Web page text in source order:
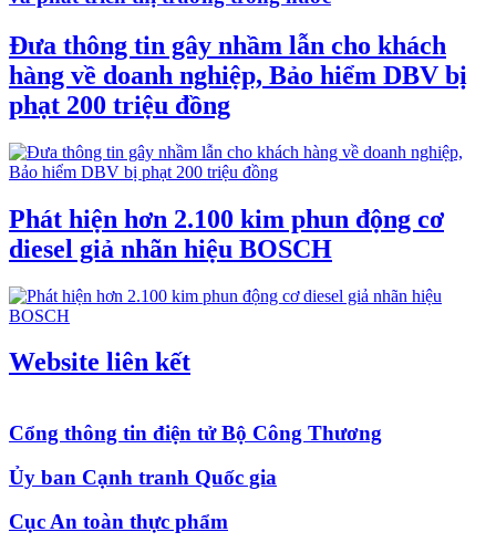
Đưa thông tin gây nhầm lẫn cho khách
hàng về doanh nghiệp, Bảo hiểm DBV bị
phạt 200 triệu đồng
Phát hiện hơn 2.100 kim phun động cơ
diesel giả nhãn hiệu BOSCH
Website liên kết
Cổng thông tin điện tử Bộ Công Thương
Ủy ban Cạnh tranh Quốc gia
Cục An toàn thực phẩm